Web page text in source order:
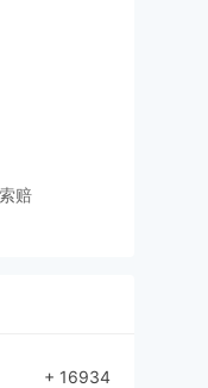
赔
+ 16934